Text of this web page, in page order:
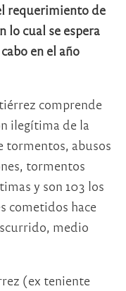
requerimiento de
lo cual se espera
en el año
comprende
ilegítima de la
tormentos, abusos
tormentos
y son 103 los
cometidos hace
medio
(ex teniente